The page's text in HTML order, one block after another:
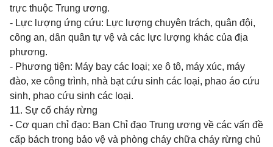
trực thuộc Trung ương.
- Lực lượng ứng cứu: Lực lượng chuyên trách, quân đội,
công an, dân quân tự vệ và các lực lượng khác của địa
phương.
- Phương tiện: Máy bay các loại; xe ô tô, máy xúc, máy
đào, xe công trình, nhà bạt cứu sinh các loại, phao áo cứu
sinh, phao cứu sinh các loại.
11. Sự cố cháy rừng
- Cơ quan chỉ đạo: Ban Chỉ đạo Trung ương về các vấn đề
cấp bách trong bảo vệ và phòng cháy chữa cháy rừng chủ